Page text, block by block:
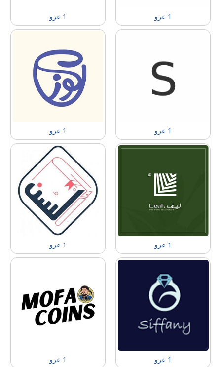
1 عرو 1 عرو
1 عرو 1 عرو
1 عرو 1 عرو
1 عرو 1 عرو